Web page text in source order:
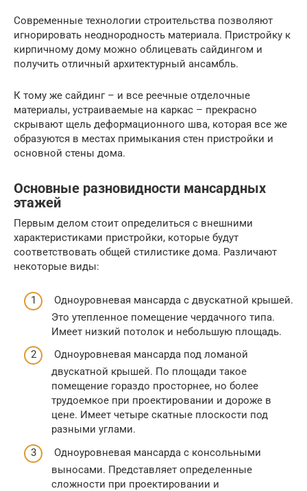
Современные технологии строительства позволяют
игнорировать неоднородность материала. Пристройку к
кирпичному дому можно облицевать сайдингом и
получить отличный архитектурный ансамбль.
К тому же сайдинг – и все реечные отделочные
материалы, устраиваемые на каркас – прекрасно
скрывают щель деформационного шва, которая все же
образуются в местах примыкания стен пристройки и
основной стены дома.
Основные разновидности мансардных
этажей
Первым делом стоит определиться с внешними
характеристиками пристройки, которые будут
соответствовать общей стилистике дома. Различают
некоторые виды:
Одноуровневая мансарда с двускатной крышей.
Это утепленное помещение чердачного типа.
Имеет низкий потолок и небольшую площадь.
Одноуровневая мансарда под ломаной
двускатной крышей. По площади такое
помещение гораздо просторнее, но более
трудоемкое при проектировании и дороже в
цене. Имеет четыре скатные плоскости под
разными углами.
Одноуровневая мансарда с консольными
выносами. Представляет определенные
сложности при проектировании и